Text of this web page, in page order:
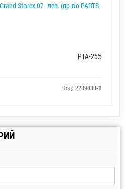
Starex 07- лев. (пр-во PARTS-
PTA-255
Код: 2289880-1